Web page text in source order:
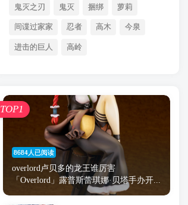
鬼灭之刃 鬼灭 捆绑 萝莉
间谍过家家 忍者 高木 今泉
进击的巨人 高岭
8684人已阅读
overlord卢贝多的龙王谁厉害
「Overlord」露普斯蕾琪娜·贝塔手办开...
TOP1时间 秘密 手机 海贼王
鬼灭 捆绑 萝莉
间谍过家家 忍者 高木
进击的巨人 高岭